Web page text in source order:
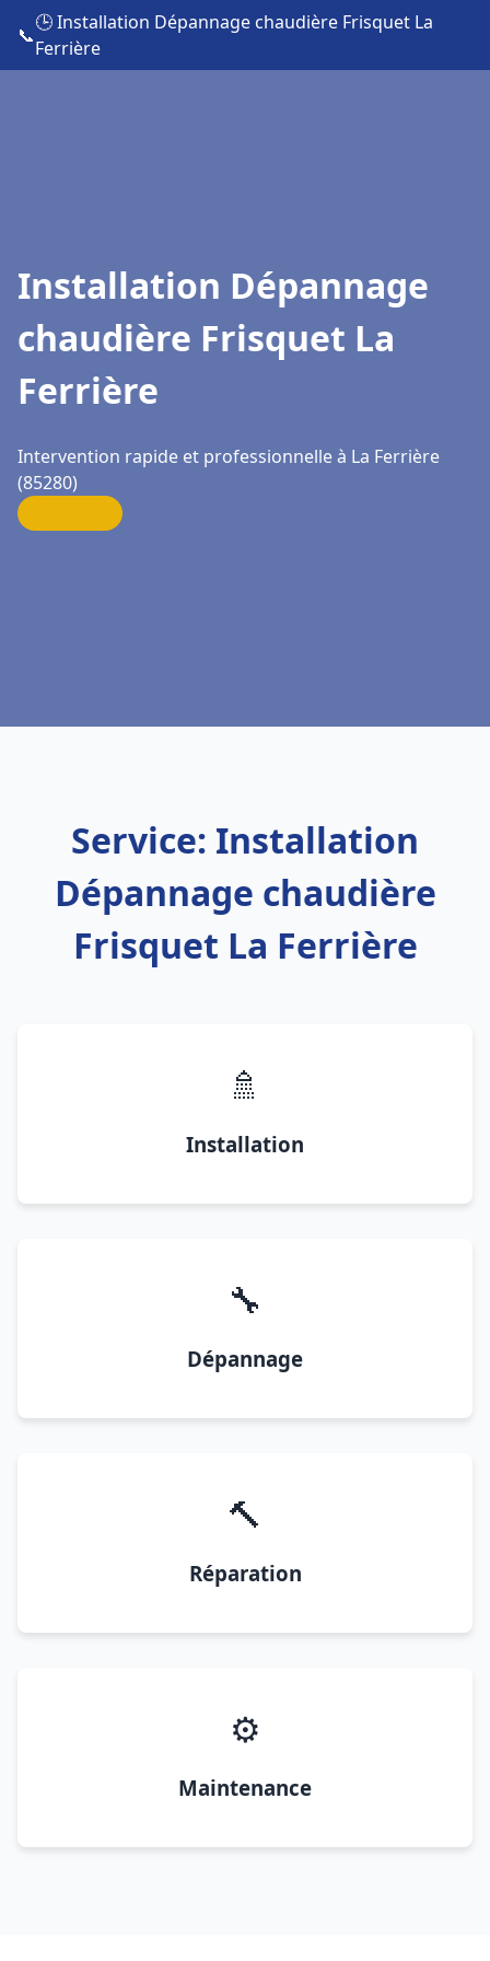
📞
🕒 Installation Dépannage chaudière Frisquet La
Ferrière
Installation Dépannage
chaudière Frisquet La
Ferrière
Intervention rapide et professionnelle à La Ferrière
(85280)
Service: Installation
Dépannage chaudière
Frisquet La Ferrière
🚿
Installation
🔧
Dépannage
🔨
Réparation
⚙️
Maintenance